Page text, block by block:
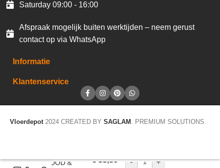
Saturday 09:00 - 16:00
Afspraak mogelijk buiten werktijden – neem gerust
contact op via WhatsApp
Informatie
Klantenservice
Vloerdepot 2024 CREATED BY SAGLAM . PREMIUM SOLUTIONS.
CV WOOD &
€53,80
- +